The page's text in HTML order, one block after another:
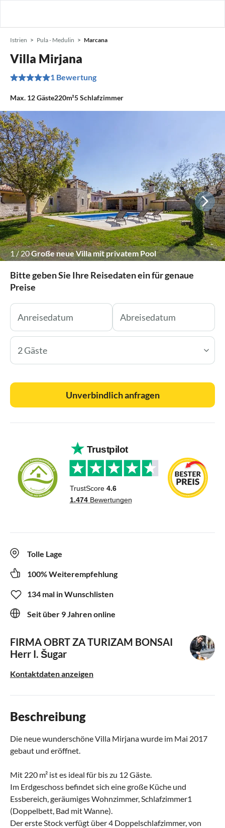
Istrien Pula - Medulin Marcana
Villa Mirjana
1 Bewertung
Max. 12Gäste220m²5Schlafzimmer
1/20Große neue Villa mit privatem Pool
Bitte geben Sie Ihre Reisedaten ein für genaue
Preise
2 Gäste
Unverbindlich anfragen
Tolle Lage
100% Weiterempfehlung
134 mal in Wunschlisten
Seit über 9 Jahren online
FIRMA OBRT ZA TURIZAM BONSAI
Herr I. Šugar
Kontaktdaten anzeigen
Beschreibung
Die neue wunderschöne Villa Mirjana wurde im Mai 2017
gebaut und eröffnet.
Mit 220 m² ist es ideal für bis zu 12 Gäste.
Im Erdgeschoss befindet sich eine große Küche und
Essbereich, geräumiges Wohnzimmer, Schlafzimmer1
(Doppelbett, Bad mit Wanne).
Der erste Stock verfügt über 4 Doppelschlafzimmer, von